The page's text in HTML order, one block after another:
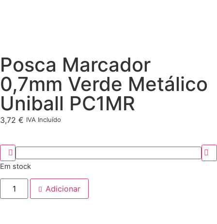
Posca Marcador
0,7mm Verde Metálico
Uniball PC1MR
3,72 € IVA Incluído
Em stock
Adicionar